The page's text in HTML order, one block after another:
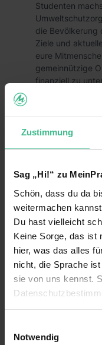
Zustimmung
Sag „Hi!“ zu
Schön, dass du da
weitermachen
Du hast vielleicht
Keine Sorge, das ist
hier, was das alles
nicht, die Sprache
sie von uns kennst.
Notwendig
Studenten
die Bevölkerung
Ziele und
eure
gemeinnützige
finanziell zu
Das heißt, du
dazu bei, dass
Schutz von
umgesetzt
Deutschlands
Lerne coole
Verdiene
Sichere dir
Lass dich von
Bilder